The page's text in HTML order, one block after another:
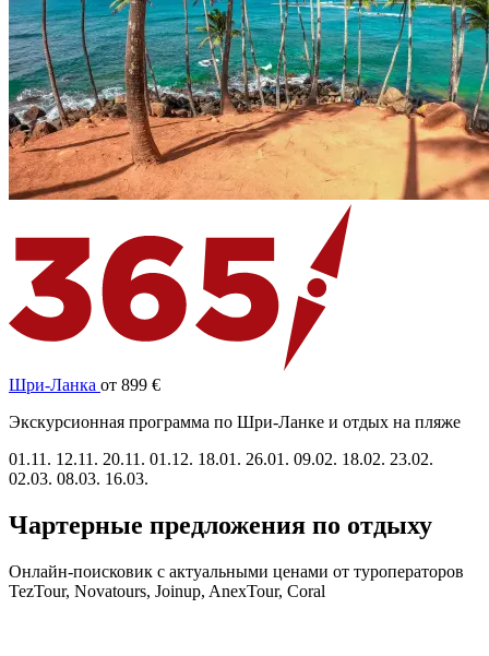
Шри-Ланка от 899 €
Экскурсионная программа по Шри-Ланке и отдых на пляже
01.11. 12.11. 20.11. 01.12. 18.01. 26.01. 09.02. 18.02. 23.02.
02.03. 08.03. 16.03.
Чартерные предложения по отдыху
Онлайн-поисковик с актуальными ценами от туроператоров
TezTour, Novatours, Joinup, AnexTour, Coral